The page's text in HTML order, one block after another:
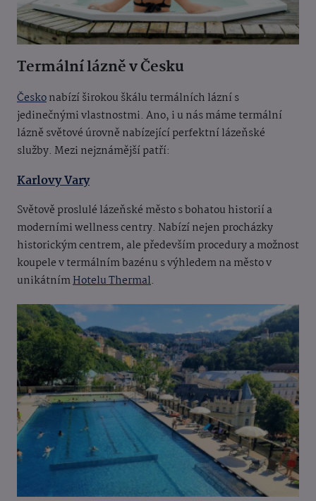
Termální lázně v Česku
Českonabízí širokou škálu termálních lázní s
jedinečnými vlastnostmi. Ano, i u nás máme termální
lázně světové úrovně nabízející perfektní lázeňské
služby. Mezi nejznámější patří:
Karlovy Vary
Světově proslulé lázeňské město s bohatou historií a
moderními wellness centry. Nabízí nejen procházky
historickým centrem, ale především procedury a možnost
koupele v termálním bazénu s výhledem na město v
unikátnímHotelu Thermal.